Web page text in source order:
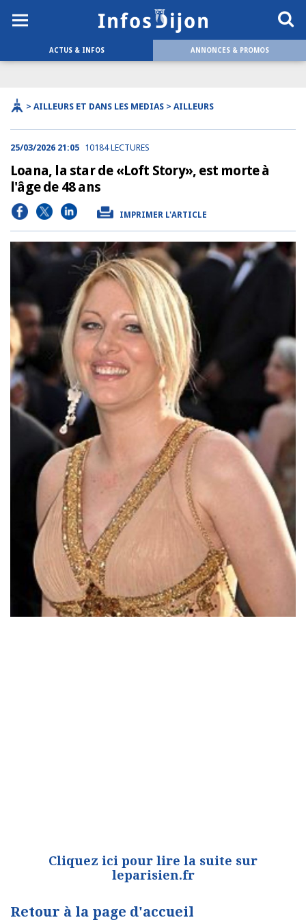
ACTUS & INFOS ANNONCES & PROMOS
> AILLEURS ET DANS LES MEDIAS > AILLEURS
25/03/2026 21:05 10184 LECTURES
Loana, la star de «Loft Story», est morte à
l'âge de 48 ans
IMPRIMER L'ARTICLE
Cliquez ici pour lire la suite sur
leparisien.fr
Retour à la page d'accueil